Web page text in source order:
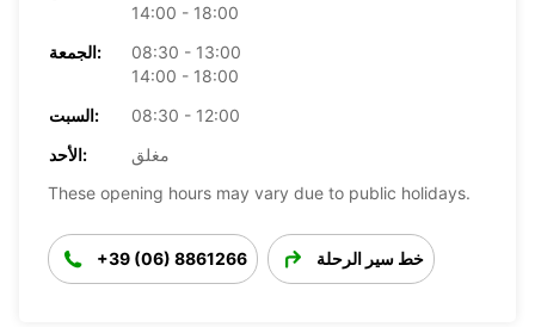
14:00 - 18:00
الجمعة:
08:30 - 13:00
14:00 - 18:00
السبت:
08:30 - 12:00
الأحد:
مغلق
These opening hours may vary due to public holidays.
+39 (06) 8861266 خط سير الرحلة